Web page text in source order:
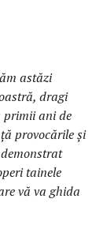
astăzi
dragi
primii ani de
provocările și
tainele
vă va ghida